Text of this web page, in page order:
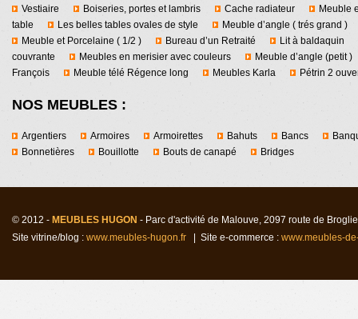
Vestiaire
Boiseries, portes et lambris Cache radiateur
Meuble
table
Les belles tables ovales de style
Meuble d’angle ( trés grand )
Meuble et Porcelaine ( 1/2 )
Bureau d’un Retraité
Lit à baldaquin
couvrante
Meubles en merisier avec couleurs
Meuble d’angle (petit )
François
Meuble télé Régence long Meubles Karla Pétrin 2
NOS MEUBLES :
Argentiers Armoires Armoirettes Bahuts Bancs
Bonnetières
Bouillotte Bouts de canapé Bridges
© 2012 - MEUBLES HUGON - Parc d'activité de Malouve, 2097 route de
Site vitrine/blog : www.meubles-hugon.fr | Site e-commerce : www.meubles-